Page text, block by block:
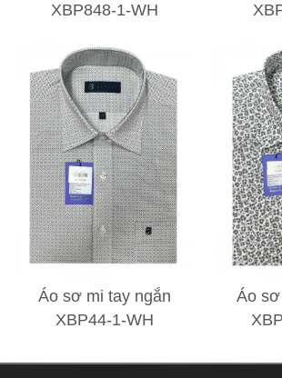
XBP848-1-WH
Áo sơ mi tay ngắn
XBP44-1-WH
Áo